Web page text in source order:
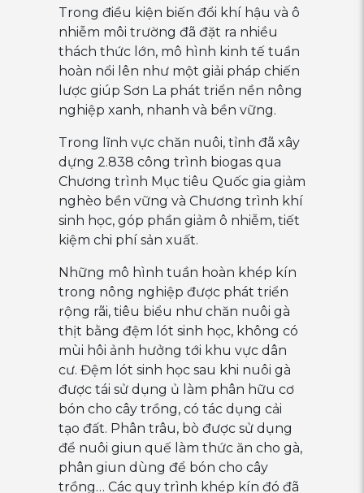
Trong điều kiện biến đổi khí hậu và ô
nhiễm môi trường đã đặt ra nhiều
thách thức lớn, mô hình kinh tế tuần
hoàn nổi lên như một giải pháp chiến
lược giúp Sơn La phát triển nền nông
nghiệp xanh, nhanh và bền vững.
Trong lĩnh vực chăn nuôi, tỉnh đã xây
dựng 2.838 công trình biogas qua
Chương trình Mục tiêu Quốc gia giảm
nghèo bền vững và Chương trình khí
sinh học, góp phần giảm ô nhiễm, tiết
kiệm chi phí sản xuất.
Những mô hình tuần hoàn khép kín
trong nông nghiệp được phát triển
rộng rãi, tiêu biểu như chăn nuôi gà
thịt bằng đệm lót sinh học, không có
mùi hôi ảnh hưởng tới khu vực dân
cư. Đệm lót sinh học sau khi nuôi gà
được tái sử dụng ủ làm phân hữu cơ
bón cho cây trồng, có tác dụng cải
tạo đất. Phân trâu, bò được sử dụng
để nuôi giun quế làm thức ăn cho gà,
phân giun dùng để bón cho cây
trồng… Các quy trình khép kín đó đã